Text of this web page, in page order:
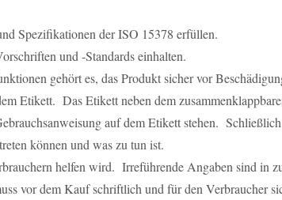
Spezifikationen der ISO 15378 erfüllen.
und -Standards einhalten.
gehört es, das Produkt sicher vor
Etikett. Das Etikett neben dem
auf dem Etikett stehen.
können und was zu tun ist.
helfen wird. Irreführende Angaben sind in
vor dem Kauf schriftlich und für den Verbraucher